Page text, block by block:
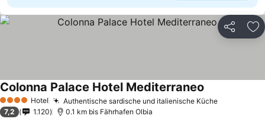
Teilen
4 Sterne Hotel Authentische sardische und italienische Küche
Colonna Palace Hotel Mediterraneo
7,2 1.120 0.1 km bis Fährhafen Olbia